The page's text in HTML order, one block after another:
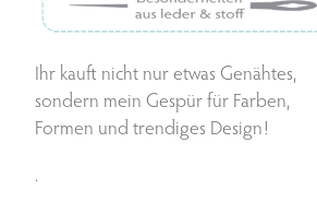
Ihr kauft nicht nur etwas Genähtes,
sondern mein Gespür für Farben,
Formen und trendiges Design!
.